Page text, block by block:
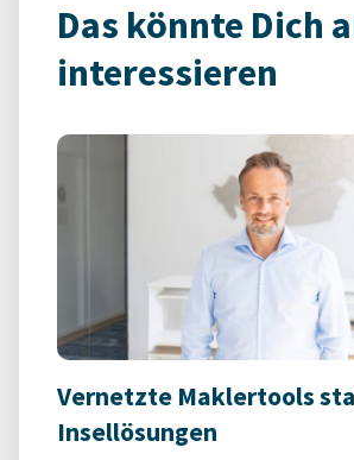
Das könnte Dich
interessieren
Vernetzte Maklertools
Insellösungen